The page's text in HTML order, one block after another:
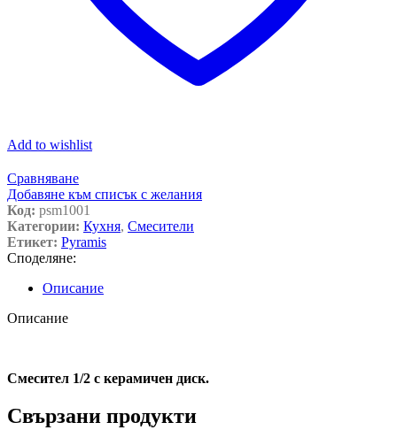
Add to wishlist
Сравняване
Добавяне към списък с желания
Код: psm1001
Категории: Кухня, Смесители
Етикет: Pyramis
Споделяне:
Описание
Описание
Смесител 1/2 с керамичен диск.
Свързани продукти